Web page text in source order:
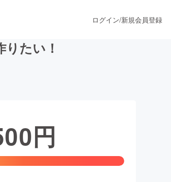
ファッション
ログイン/新規会員登録
たい！
円